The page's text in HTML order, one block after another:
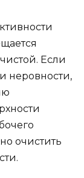
Если
неровности,
очистить